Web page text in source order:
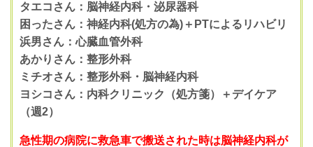
タエコさん：脳神経内科・泌尿器科
困ったさん：神経内科(処方の為)＋PTによるリハビリ
浜男さん：心臓血管外科
あかりさん：整形外科
ミチオさん：整形外科・脳神経内科
ヨシコさん：内科クリニック（処方箋）＋デイケア
（週2）
急性期の病院に救急車で搬送された時は脳神経内科が